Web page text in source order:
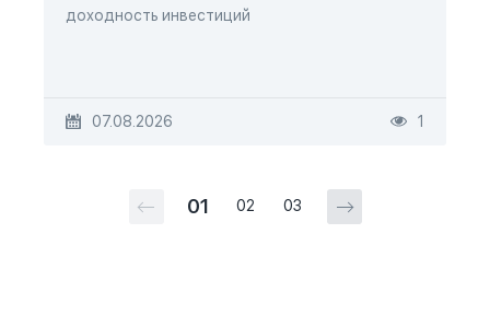
доходность инвестиций
07.08.2026 1
01 02 03